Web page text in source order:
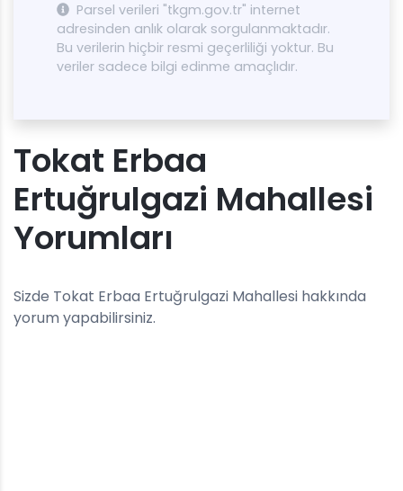
Parsel verileri "tkgm.gov.tr" internet
adresinden anlık olarak sorgulanmaktadır.
Bu verilerin hiçbir resmi geçerliliği yoktur. Bu
veriler sadece bilgi edinme amaçlıdır.
Tokat Erbaa
Ertuğrulgazi Mahallesi
Yorumları
Sizde Tokat Erbaa Ertuğrulgazi Mahallesi hakkında
yorum yapabilirsiniz.